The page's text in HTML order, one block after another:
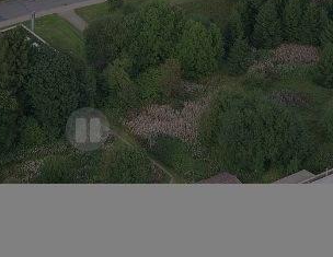
Pa
use